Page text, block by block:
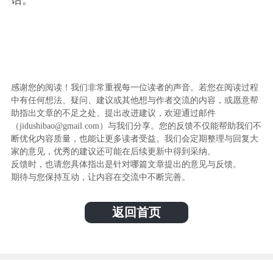
感谢您的阅读！我们非常重视每一位读者的声音。若您在阅读过程
中有任何想法、疑问、建议或其他想与作者交流的内容，或愿意帮
助指出文章的不足之处、提出改进建议，欢迎通过邮件
（jidushibao@gmail.com）与我们分享。您的反馈不仅能帮助我们不
断优化内容质量，也能让更多读者受益。我们会定期整理与回复大
家的意见，优秀的建议还可能在后续更新中得到采纳。
反馈时，也请您具体指出是针对哪篇文章提出的意见与反馈。
期待与您保持互动，让内容在交流中不断完善。
返回首页